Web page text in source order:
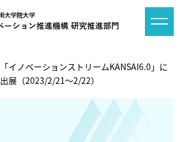
「イノベーションストリームKANSAI6.0」に
出展（2023/2/21～2/22）